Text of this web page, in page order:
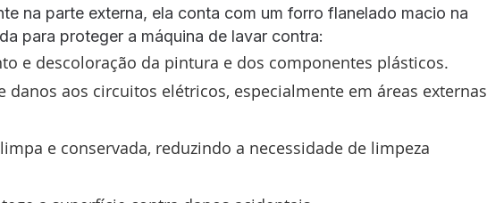
na parte externa, ela conta com um forro flanelado macio na
para proteger a máquina de lavar contra:
e descoloração da pintura e dos componentes plásticos.
danos aos circuitos elétricos, especialmente em áreas externas
e conservada, reduzindo a necessidade de limpeza